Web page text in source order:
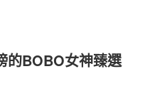
的BOBO女神臻選